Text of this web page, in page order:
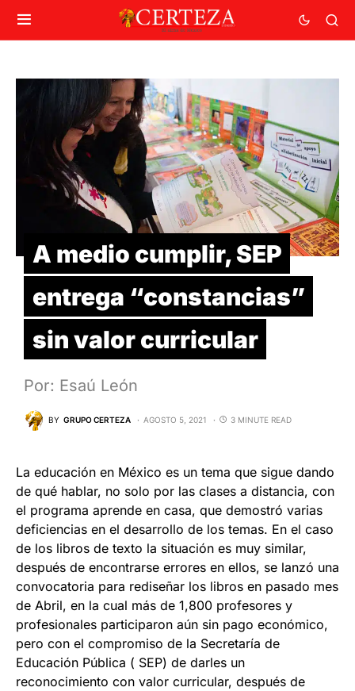
A medio cumplir, SEP
entrega “constancias”
sin valor curricular
Por: Esaú León
BY GRUPO CERTEZA AGOSTO 5, 2021 3 MINUTE READ
La educación en México es un tema que sigue dando
de qué hablar, no solo por las clases a distancia, con
el programa aprende en casa, que demostró varias
deficiencias en el desarrollo de los temas. En el caso
de los libros de texto la situación es muy similar,
después de encontrarse errores en ellos, se lanzó una
convocatoria para rediseñar los libros en pasado mes
de Abril, en la cual más de 1,800 profesores y
profesionales participaron aún sin pago económico,
pero con el compromiso de la Secretaría de
Educación Pública ( SEP) de darles un
reconocimiento con valor curricular, después de